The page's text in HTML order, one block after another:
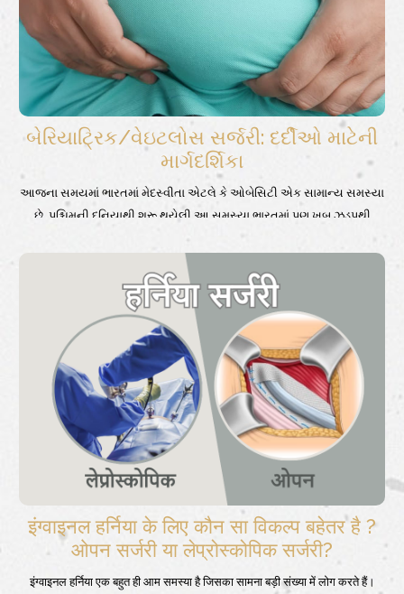
બેરિયાટ્રિક/વેઇટલોસ સર્જરી: દર્દીઓ માટેની
માર્ગદર્શિકા
આજના સમયમાં ભારતમાં મેદસ્વીતા એટલે કે ઓબેસિટી એક સામાન્ય સમસ્યા
છે. પશ્ચિમની દુનિયાથી શરૂ થયેલી આ સમસ્યા ભારતમાં પણ ખુબ ઝડપથી
ફેલાઈ રહી છે. અહીં, આપણે આ ચર્ચાને મોર્બિડ ઓબેસ વ્યક્તિ સુધી સીમિત
રાખીએ છીએ, જેના માટે બેરિયાટ્રિક/ ઓબેસિટી સર્જરી સારવારનો અસરકારક
વિકલ્પ છે. સામાન્ય રીતે, ભારતમાં મેદસ્વીતાથી વ્યક્તિઓના મનમાં બેરિયાટ્રિક/
વેઇટલોસ સર્જરી વિષે કેટલાંય પ્રશ્નો, શઁકા, ચિંતા અને ગેરસમજ હોય છે. એવા
બેરિયાટ્રિકના દર્દીઓ માટે આ લેખ એક માર્ગદર્શિકા છે.
इंग्वाइनल हर्निया के लिए कौन सा विकल्प बहेतर है ?
ओपन सर्जरी या लेप्रोस्कोपिक सर्जरी?
इंग्वाइनल हर्निया एक बहुत ही आम समस्या है जिसका सामना बड़ी संख्या में लोग करते हैं।